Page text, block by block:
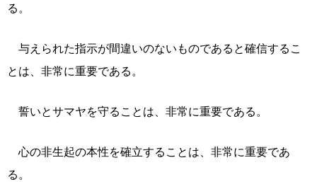
る。
与えられた指示が間違いのないものであると確信するこ
とは、非常に重要である。
誓いとサマヤを守ることは、非常に重要である。
心の非生起の本性を確立することは、非常に重要であ
る。